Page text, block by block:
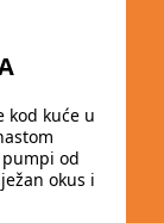
kod kuće u
od
okus i